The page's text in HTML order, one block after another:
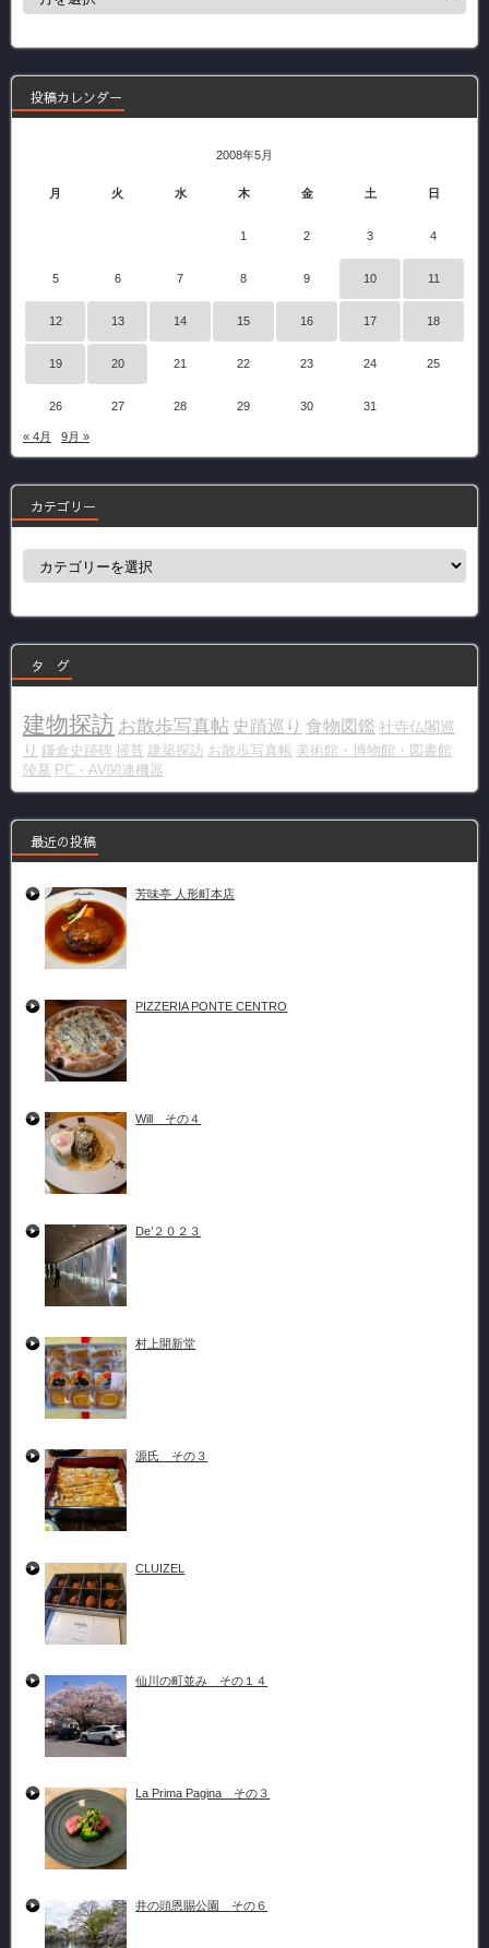
事
投稿カレンダー
2008年5月
月 火 水 木 金 土 日
1 2 3 4
5 6 7 8 9 10 11
12 13 14 15 16 17 18
19 20 21 22 23 24 25
26 27 28 29 30 31
« 4月 9月 »
カテゴリー
カ
ー
タ グ
建物探訪 お散歩写真帖 史蹟巡り 食物図鑑 社寺仏閣巡
り 鎌倉史跡碑 掃苔 建築探訪 お散歩写真帳 美術館・博物館・図書館
陵墓 PC・AV関連機器
最近の投稿
芳味亭 人形町本店
PIZZERIA PONTE CENTRO
Will その４
De’２０２３
村上開新堂
源氏 その３
CLUIZEL
仙川の町並み その１４
La Prima Pagina その３
井の頭恩賜公園 その６